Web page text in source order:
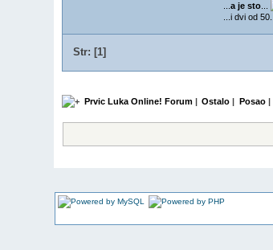
a je sto...
...i dvi od 50...
Str: [1]
Prvic Luka Online! Forum| Ostalo Posao